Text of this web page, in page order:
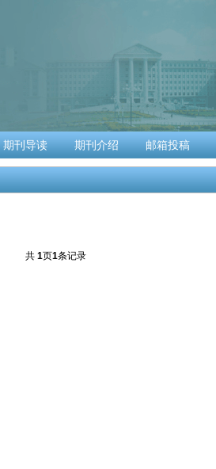
期刊导读 期刊介绍 邮箱投稿
共1页1条记录